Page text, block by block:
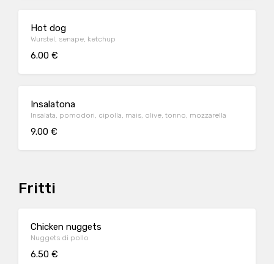
Hot dog
Wurstel, senape, ketchup
6.00 €
Insalatona
Insalata, pomodori, cipolla, mais, olive, tonno, mozzarella
9.00 €
Fritti
Chicken nuggets
Nuggets di pollo
6.50 €